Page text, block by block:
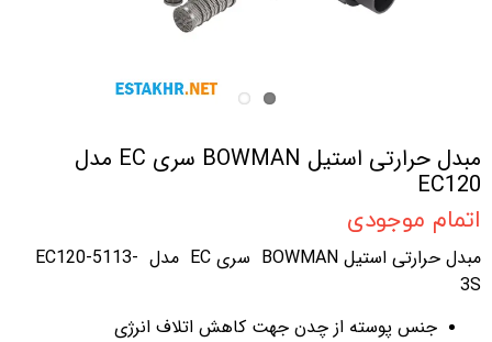
مبدل حرارتی استیل BOWMAN سری EC مدل
EC120
اتمام موجودی
مبدل حرارتی استیل BOWMAN سری EC مدل EC120-5113-
3S
جنس پوسته از چدن جهت کاهش اتلاف انرژی